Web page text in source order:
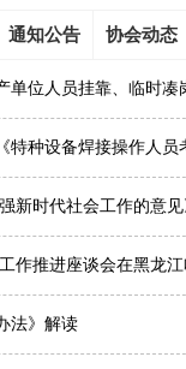
通知公告 协会动态
位人员挂靠、临时凑
种设备焊接操作人员
新时代社会工作的意见
作推进座谈会在黑龙江
法》解读